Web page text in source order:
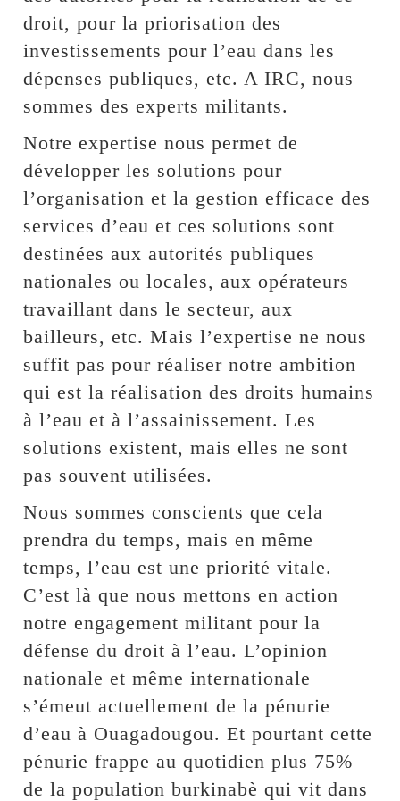
droit, pour la priorisation des
investissements pour l’eau dans les
dépenses publiques, etc. A IRC, nous
sommes des experts militants.
Notre expertise nous permet de
développer les solutions pour
l’organisation et la gestion efficace des
services d’eau et ces solutions sont
destinées aux autorités publiques
nationales ou locales, aux opérateurs
travaillant dans le secteur, aux
bailleurs, etc. Mais l’expertise ne nous
suffit pas pour réaliser notre ambition
qui est la réalisation des droits humains
à l’eau et à l’assainissement. Les
solutions existent, mais elles ne sont
pas souvent utilisées.
Nous sommes conscients que cela
prendra du temps, mais en même
temps, l’eau est une priorité vitale.
C’est là que nous mettons en action
notre engagement militant pour la
défense du droit à l’eau. L’opinion
nationale et même internationale
s’émeut actuellement de la pénurie
d’eau à Ouagadougou. Et pourtant cette
pénurie frappe au quotidien plus 75%
de la population burkinabè qui vit dans